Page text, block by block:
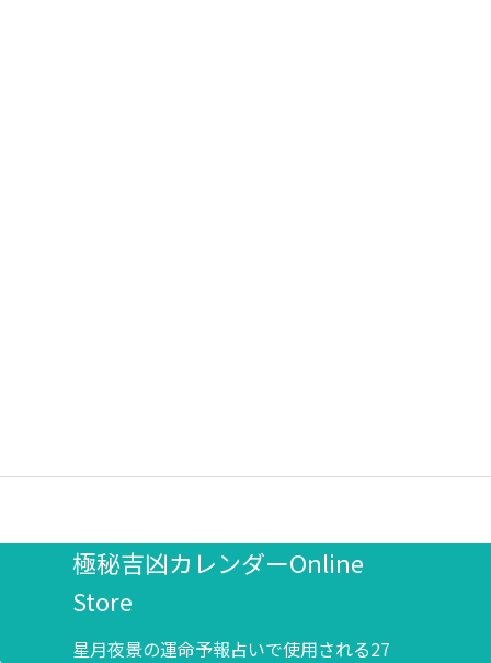
極秘吉凶カレンダーOnline
Store
星月夜景の運命予報占いで使用される27